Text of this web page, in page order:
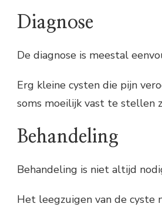
Diagnose
De diagnose is meestal
Erg kleine cysten die pijn
soms moeilijk vast te stellen
Behandeling
Behandeling is niet altijd
Het leegzuigen van de cyste